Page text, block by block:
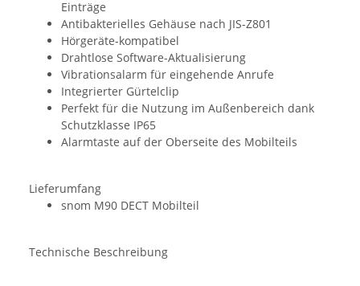
Einträge
Antibakterielles Gehäuse nach JIS-Z801
Hörgeräte-kompatibel
Drahtlose Software-Aktualisierung
Vibrationsalarm für eingehende Anrufe
Integrierter Gürtelclip
Perfekt für die Nutzung im Außenbereich dank
Schutzklasse IP65
Alarmtaste auf der Oberseite des Mobilteils
Lieferumfang
snom M90 DECT Mobilteil
Technische Beschreibung